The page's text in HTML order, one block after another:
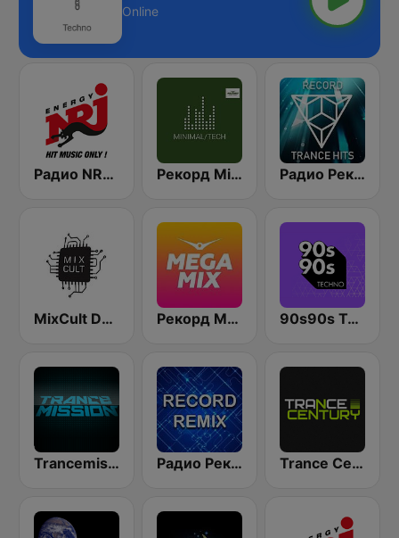
Online
Радио NRJ Techno Рекорд Minimal/Tech (Record Minimal/Tech) Радио Рекорд Trance hits
MixCult Deep Techno Radio Рекорд Megamix (Record Megamix) 90s90s Techno
Trancemission Радио Рекорд (Radio Record) Радио Рекорд (Radio Record Remix) Trance Century Radio